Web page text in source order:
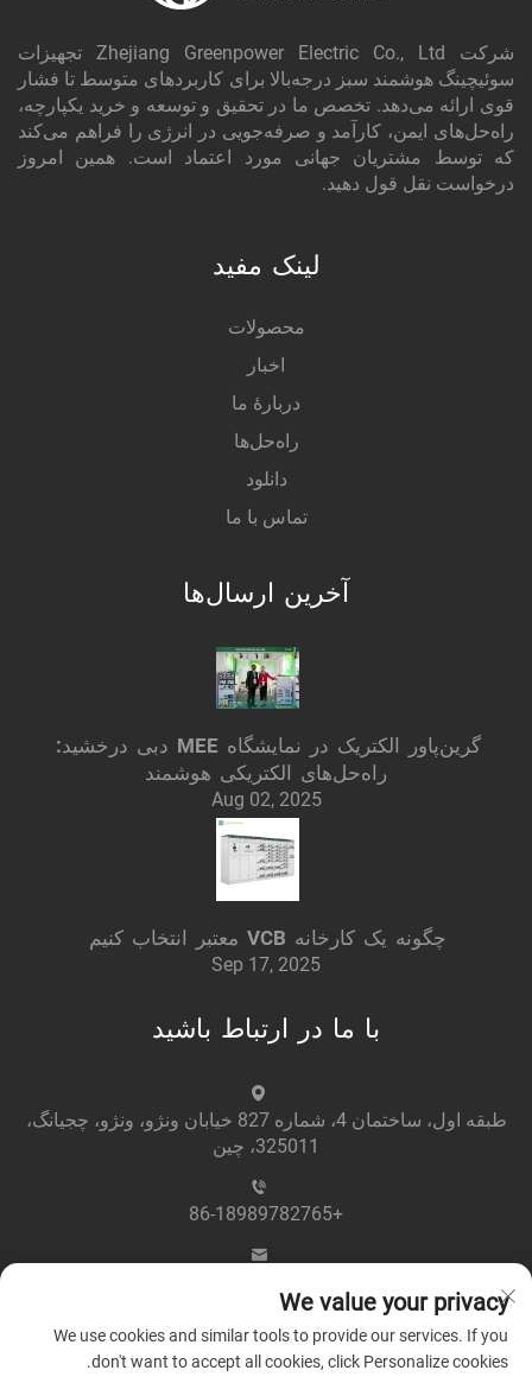
شرکت Zhejiang Greenpower Electric Co., Ltd تجهیزات
سوئیچینگ هوشمند سبز درجه‌بالا برای کاربردهای متوسط تا فشار
قوی ارائه می‌دهد. تخصص ما در تحقیق و توسعه و خرید یکپارچه،
راه‌حل‌های ایمن، کارآمد و صرفه‌جویی در انرژی را فراهم می‌کند
که توسط مشتریان جهانی مورد اعتماد است. همین امروز
درخواست نقل قول دهید.
لینک مفید
محصولات
اخبار
دربارهٔ ما
راه‌حل‌ها
دانلود
تماس با ما
آخرین ارسال‌ها
گرین‌پاور الکتریک در نمایشگاه MEE دبی درخشید:
راه‌حل‌های الکتریکی هوشمند
Aug 02, 2025
چگونه یک کارخانه VCB معتبر انتخاب کنیم
Sep 17, 2025
با ما در ارتباط باشید
طبقه اول، ساختمان 4، شماره 827 خیابان ونژو، ونژو، چجیانگ،
325011، چین
+86-18989782765
We value your privacy
We use cookies and similar tools to provide our services. If you
don't want to accept all cookies, click Personalize cookies.